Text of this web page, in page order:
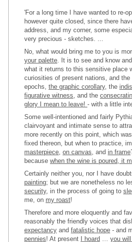
'For a long time I have wanted to re-
however quite closed, since there
address, and my corner, some
very precious - sketches. ...
No, what would bring me to you is
your palette . It is to see and know
what it returns to this sensitive place
curiosities of present nations, and
epochs, the graphic corollary, the
figurative witness , and the
glory I mean to leave! - with a little
Some well-intentioned and fairly
clairvoyant and intimate sense to
more recently on this point, which
fixed thereon, but when to practice,
masterpiece on canvas , and in frame
because when the wine is poured, it
Certainly neither you, nor I have
painting; but we are nonetheless no
security, in the process of going to
me, on my roast!
Therefore and more eloquently and
reasonably the friendly voices that
expectancy and fatalistic hope - and
pennies! At present I hoard you